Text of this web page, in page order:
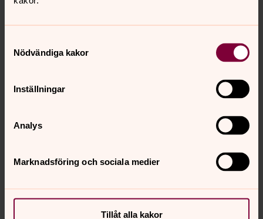
Nödvändiga kakor
Inställningar
Analys
Marknadsföring och sociala medier
Tillåt alla kakor
Teresa Callewaert
Direkt: